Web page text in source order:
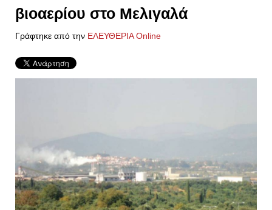
βιοαερίου στο Μελιγαλά
Γράφτηκε από την ΕΛΕΥΘΕΡΙΑ Online